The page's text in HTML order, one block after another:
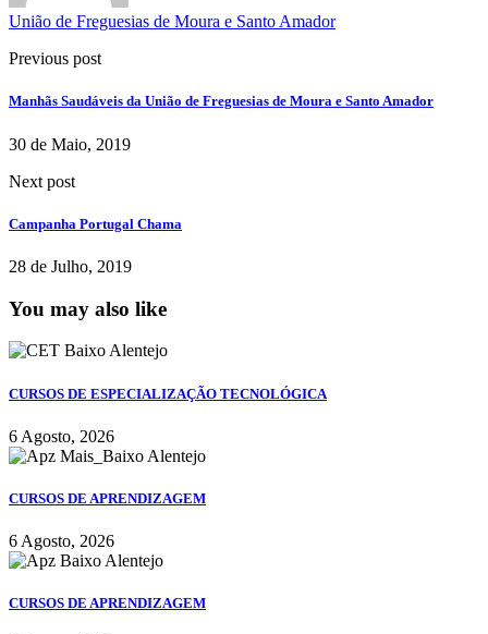
União de Freguesias de Moura e Santo Amador
Previous post
Manhãs Saudáveis da União de Freguesias de Moura e Santo Amador
30 de Maio, 2019
Next post
Campanha Portugal Chama
28 de Julho, 2019
You may also like
CURSOS DE ESPECIALIZAÇÃO TECNOLÓGICA
6 Agosto, 2026
CURSOS DE APRENDIZAGEM
6 Agosto, 2026
CURSOS DE APRENDIZAGEM